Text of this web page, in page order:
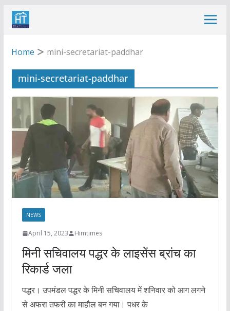
Skip
Home
mini-secretariat-paddhar
mini-secretariat-paddhar
NEWS
April 15, 2023 Himtimes
मिनी सचिवालय पद्धर के लाइसेंस ब्रांच का
रिकार्ड जला
पद्धर। उपमंडल पद्धर के मिनी सचिवालय में शनिवार को आग लगने
से अफरा तफरी का माहौल बन गया। पधर के